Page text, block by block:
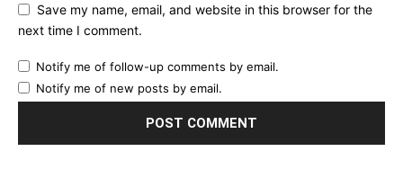
Save my name, email, and website in this browser for the
next time I comment.
Notify me of follow-up comments by email.
Notify me of new posts by email.